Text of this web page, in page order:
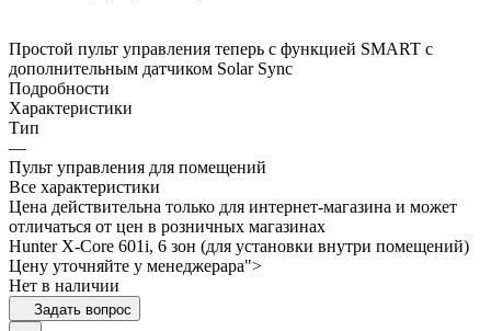
Простой пульт управления теперь с функцией SMART с
дополнительным датчиком Solar Sync
Подробности
Характеристики
Тип
—
Пульт управления для помещений
Все характеристики
Цена действительна только для интернет-магазина и может
отличаться от цен в розничных магазинах
Hunter X-Core 601i, 6 зон (для установки внутри помещений)
Цену уточняйте у менеджерара">
Нет в наличии
Задать вопрос